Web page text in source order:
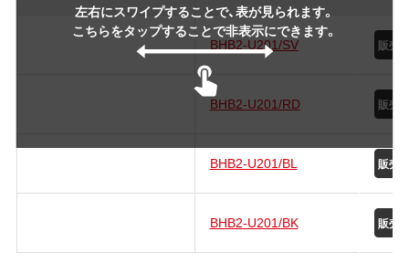
左右にスワイプすることで、表が見られます。
こちらをタップすることで非表示にできます。
BHB2-U201/SV
BHB2-U201/RD
BHB2-U201/BL
BHB2-U201/BK